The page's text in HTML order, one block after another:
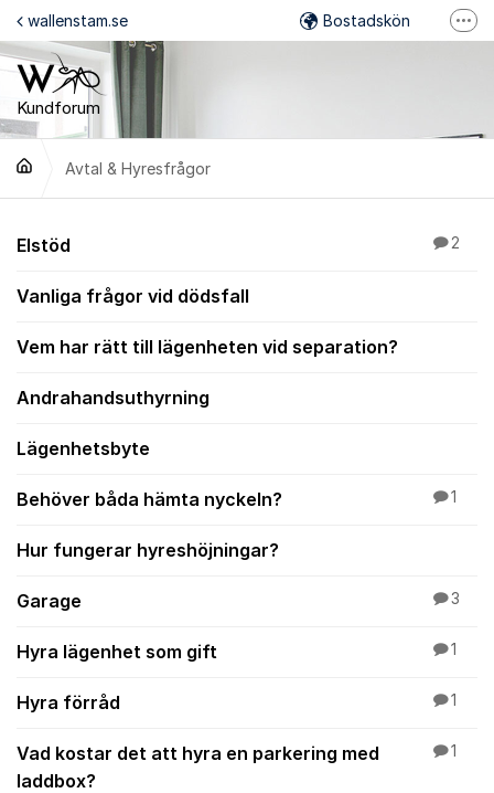
Hoppa till innehåll
Kundforum
wallenstam.se Bostadskön
Wallenstam på Facebook
Avtal & Hyresfrågor
Avtal & Hyresfrågor
Elstöd 2
Vanliga frågor vid dödsfall
Vem har rätt till lägenheten vid separation?
Andrahandsuthyrning
Lägenhetsbyte
Behöver båda hämta nyckeln? 1
Hur fungerar hyreshöjningar?
Garage 3
Hyra lägenhet som gift 1
Hyra förråd 1
Vad kostar det att hyra en parkering med
laddbox?
1